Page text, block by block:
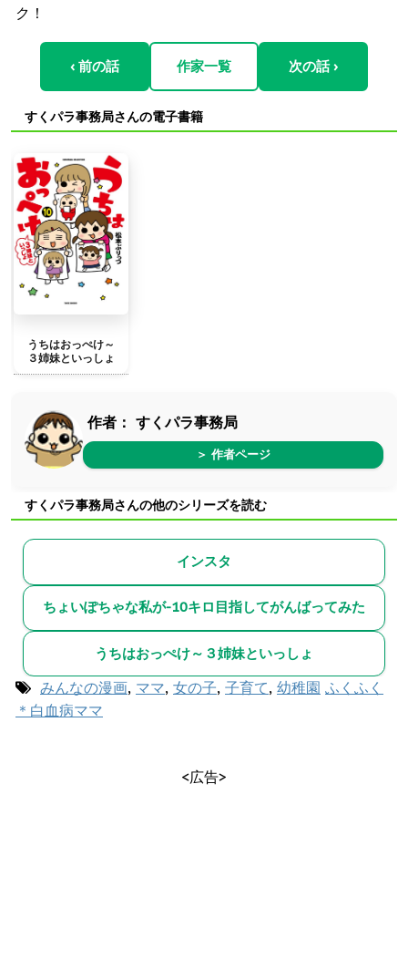
ク！
‹ 前の話 作家一覧 次の話 ›
すくパラ事務局さんの電子書籍
うちはおっぺけ～
３姉妹といっしょ
作者： すくパラ事務局
＞ 作者ページ
すくパラ事務局さんの他のシリーズを読む
インスタ
ちょいぽちゃな私が-10キロ目指してがんばってみた
うちはおっぺけ～３姉妹といっしょ
みんなの漫画, ママ, 女の子, 子育て, 幼稚園 ふくふく
＊白血病ママ
<広告>